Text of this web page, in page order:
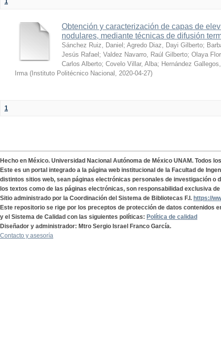
Obtención y caracterización de capas de
nodulares, mediante técnicas de difusión
Sánchez Ruiz, Daniel ; Agredo Diaz, Dayi Gilberto;
Jesús Rafael ; Valdez Navarro, Raúl Gilberto; Olaya
Carlos Alberto; Covelo Villar, Alba; Hernández
Irma ( Instituto Politécnico Nacional , 2020-04-27)
1
Hecho en México. Universidad Nacional Autónoma de México UNAM. Todos
Este es un portal integrado a la página web institucional de la Facultad de
distintos sitios web, sean páginas electrónicas personales de investigación o
los textos como de las páginas electrónicas, son responsabilidad exclusiva
Sitio administrado por la Coordinación del Sistema de Bibliotecas F.I. https://
Este repositorio se rige por los preceptos de protección de datos contenidos
y el Sistema de Calidad con las siguientes políticas: Política de calidad
Diseñador y administrador: Mtro Sergio Israel Franco García.
Contacto y asesoría